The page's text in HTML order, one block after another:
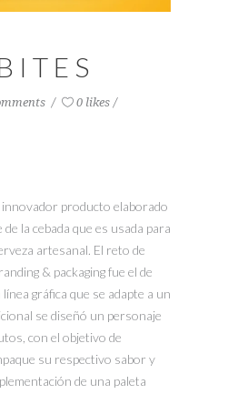
0 likes
innovador producto elaborado
la cebada que es usada para
artesanal. El reto de
& packaging fue el de
gráfica que se adapte a un
se diseñó un personaje
con el objetivo de
su respectivo sabor y
de una paleta